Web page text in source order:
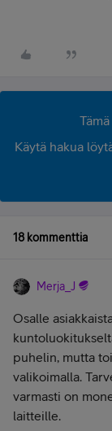
Käytä hakua
18 kommenttia
Merja_J
Osalle
puhelin, mutta
valikoimalla.
varmasti on
laitteille.